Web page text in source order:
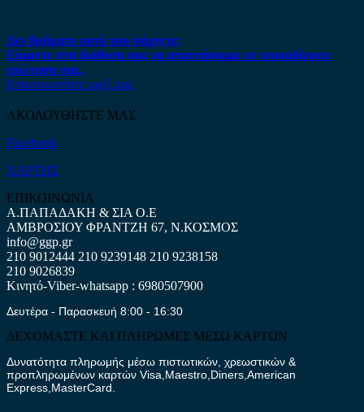
Δεν βρήκατε αυτό που ψάχνετε;
Είμαστε στη διάθεση σας να απαντήσουμε σε οποιαδήποτε
ερώτηση σας.
Επικοινωνήστε μαζί μας
ΑΚΟΛΟΥΘΗΣΤΕ ΜΑΣ
Facebook
ΧΑΡΤΗΣ
ΕΠΙΚΟΙΝΩΝΙΑ
Α.ΠΑΠΑΔΑΚΗ & ΣΙΑ Ο.Ε
ΑΜΒΡΟΣΙΟΥ ΦΡΑΝΤΖΗ 67, Ν.ΚΟΣΜΟΣ
info@ggp.gr
210 9012444 210 9239148 210 9238158
210 9026839
Κινητό-Viber-whatsapp : 6980507900
Δευτέρα - Παρασκευή 8:00 - 16:30
ΔΕΧΟΜΑΣΤΕ ΚΑΙ ΠΛΗΡΩΜΕΣ ΜΕΣΩ ΚΑΡΤΩΝ
Δυνατότητα πληρωμής μέσω πιστωτικών, χρεωστικών &
προπληρωμένων καρτών Visa,Maestro,Diners,American
Express,MasterCard.